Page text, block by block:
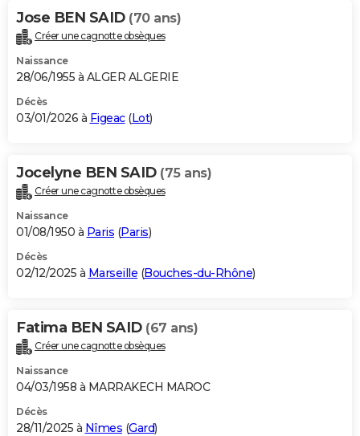
Jose BEN SAID (70 ans)
Créer une cagnotte obsèques
Naissance
28/06/1955 à ALGER ALGERIE
Décès
03/01/2026 à Figeac(Lot)
Jocelyne BEN SAID (75 ans)
Créer une cagnotte obsèques
Naissance
01/08/1950 à Paris (Paris)
Décès
02/12/2025 à Marseille (Bouches-du-Rhône)
Fatima BEN SAID (67 ans)
Créer une cagnotte obsèques
Naissance
04/03/1958 à MARRAKECH MAROC
Décès
28/11/2025 à Nîmes (Gard)